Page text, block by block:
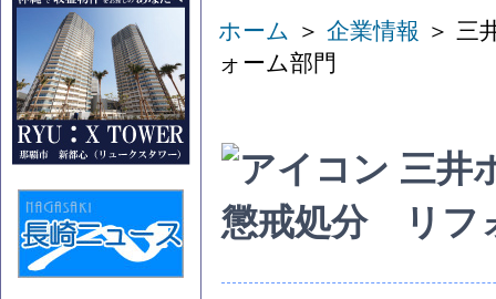
ホーム ＞ 企業情報 ＞ 三
ォーム部門
三井
懲戒処分 リフ